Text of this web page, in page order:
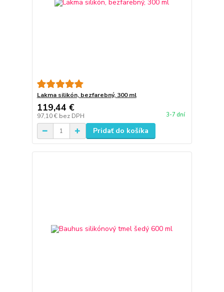
Lakma silikón, bezfarebný, 300 ml
119,44 €
97,10 € bez DPH 3-7 dní
Pridať do košíka